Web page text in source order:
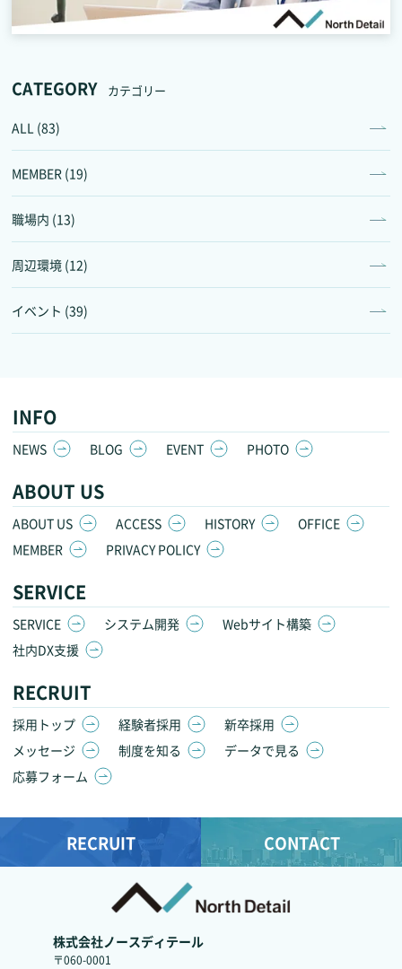
CATEGORY カテゴリー
ALL (83)
MEMBER (19)
職場内 (13)
周辺環境 (12)
イベント (39)
INFO
NEWS BLOG EVENT PHOTO
ABOUT US
ABOUT US ACCESS HISTORY
OFFICE
MEMBER
PRIVACY POLICY
SERVICE
SERVICE システム開発
Webサイト構築
社内DX支援
RECRUIT
採用トップ 経験者採用
新卒採用
メッセージ
制度を知る
データで見る
応募フォーム
RECRUIT CONTACT
株式会社ノースディテール
〒060-0001